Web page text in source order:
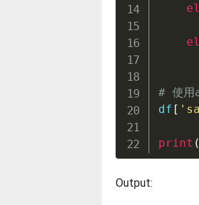
# 使用
df [
print (
Output: